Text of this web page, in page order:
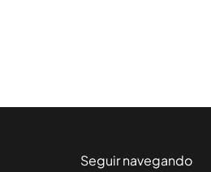
Seguir navegando